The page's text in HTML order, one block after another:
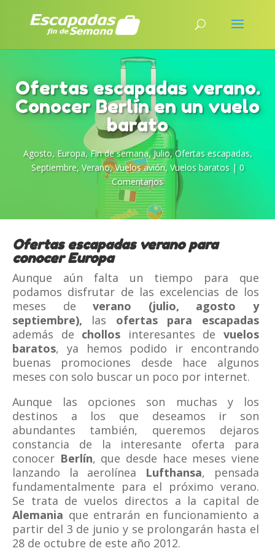
Ofertas escapadas verano.
Conocer Berlín en un vuelo
barato
Agosto, Europa,Fin de semana,Julio,Ofertas escapadas,
Septiembre, Verano,Vuelos avión, Vuelos baratos| 0
Comentarios
Ofertas escapadas verano para
conocer Europa
Aunque aún falta un tiempo para que
podamos disfrutar de las excelencias de los
meses deverano (julio, agosto y
septiembre), las ofertas para escapadas
además de chollos interesantes de vuelos
baratos, ya hemos podido ir encontrando
buenas promociones desde hace algunos
meses con solo buscar un poco por internet.
Aunque las opciones son muchas y los
destinos a los que deseamos ir son
abundantes también, queremos dejaros
constancia de la interesante oferta para
conocer Berlín, que desde hace meses viene
lanzando la aerolínea Lufthansa, pensada
fundamentalmente para el próximo verano.
Se trata de vuelos directos a la capital de
Alemania que entrarán en funcionamiento a
partir del 3 de junio y se prolongarán hasta el
28 de octubre de este año 2012.